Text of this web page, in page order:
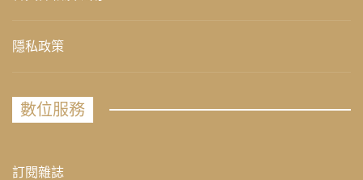
隱私政策
數位服務
訂閱雜誌